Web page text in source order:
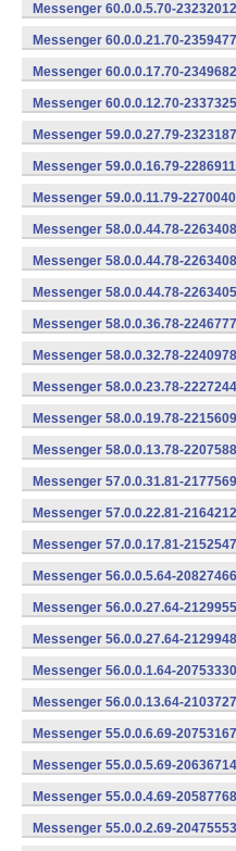
Messenger 60.0.0.5.70-
Messenger 60.0.0.21.70-
Messenger 60.0.0.17.70-
Messenger 60.0.0.12.70-
Messenger 59.0.0.27.79-
Messenger 59.0.0.16.79-
Messenger 59.0.0.11.79-
Messenger 58.0.0.44.78-
Messenger 58.0.0.44.78-
Messenger 58.0.0.44.78-
Messenger 58.0.0.36.78-
Messenger 58.0.0.32.78-
Messenger 58.0.0.23.78-
Messenger 58.0.0.19.78-
Messenger 58.0.0.13.78-
Messenger 57.0.0.31.81-
Messenger 57.0.0.22.81-
Messenger 57.0.0.17.81-
Messenger 56.0.0.5.64-
Messenger 56.0.0.27.64-
Messenger 56.0.0.27.64-
Messenger 56.0.0.1.64-
Messenger 56.0.0.13.64-
Messenger 55.0.0.6.69-
Messenger 55.0.0.5.69-
Messenger 55.0.0.4.69-
Messenger 55.0.0.2.69-